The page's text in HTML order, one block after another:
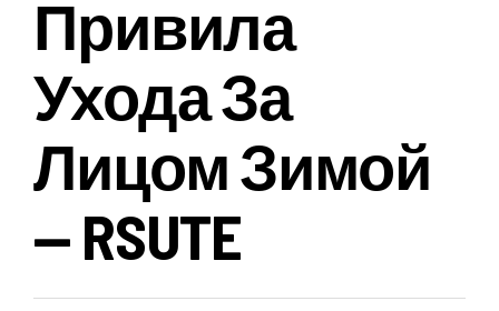
Привила
Ухода За
Лицом Зимой
— RSUTE